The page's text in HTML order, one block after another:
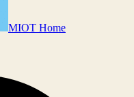
MIOT Home